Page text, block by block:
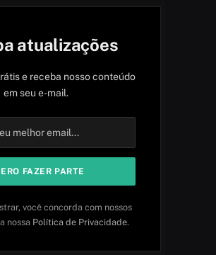
atualizações
e receba nosso conteúdo
em seu e-mail.
você concorda com nossos
nossa Política de Privacidade.